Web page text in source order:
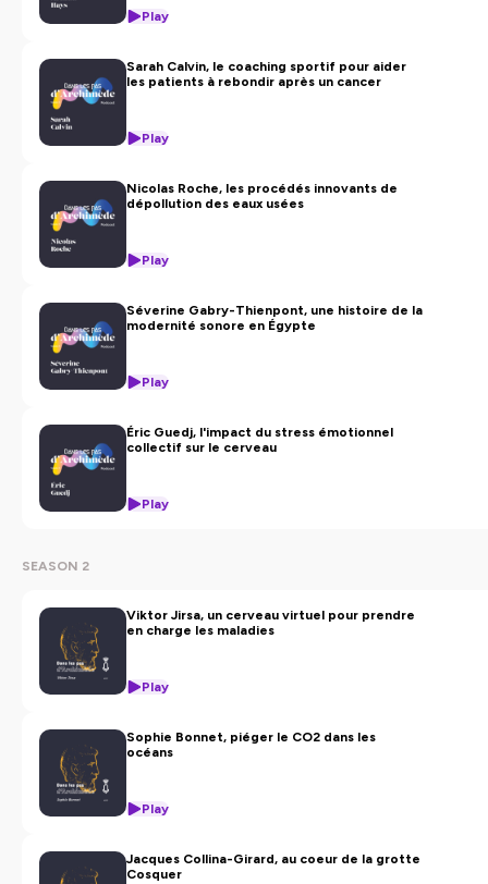
HDV en collaboration avec le studio Kasanostra
Retrouvez Aix Marseille Université (amU) sur les
réseaux
:LinkedIn
Hébergé par Ausha. Visitezausha.co/politique-de-
confidentialitepour plus d'informations.
Play
Sarah Calvin, le coaching sportif pour aider
les patients à rebondir après un cancer
Play
Nicolas Roche, les procédés innovants de
dépollution des eaux usées
Play
Séverine Gabry-Thienpont, une histoire de la
modernité sonore en Égypte
Play
Éric Guedj, l'impact du stress émotionnel
collectif sur le cerveau
Play
SEASON 2
Viktor Jirsa, un cerveau virtuel pour prendre
en charge les maladies
Play
Sophie Bonnet, piéger le CO2 dans les
océans
Play
Jacques Collina-Girard, au coeur de la grotte
Cosquer